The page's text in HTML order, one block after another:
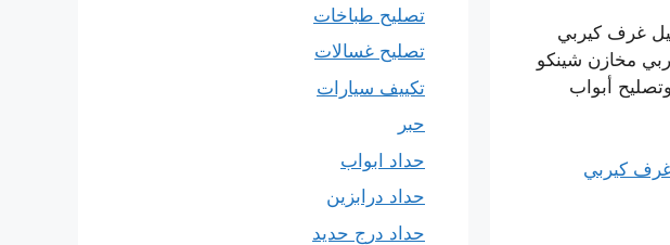
غرف كيربي
مخازن شينكو
أبواب
كيربي
تصليح طباخات
تصليح غسالات
تكييف سيارات
حبر
حداد ابواب
حداد درابزين
حداد درج حديد